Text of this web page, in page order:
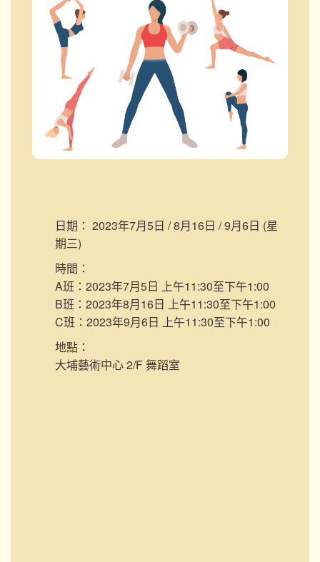
日期： 2023年7月5日 / 8月16日 / 9月6日 (星
期三)
時間：
A班：2023年7月5日 上午11:30至下午1:00
B班：2023年8月16日 上午11:30至下午1:00
C班：2023年9月6日 上午11:30至下午1:00
地點：
大埔藝術中心 2/F 舞蹈室